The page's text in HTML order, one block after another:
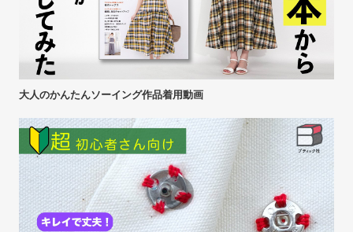
大人のかんたんソーイング作品着用動画